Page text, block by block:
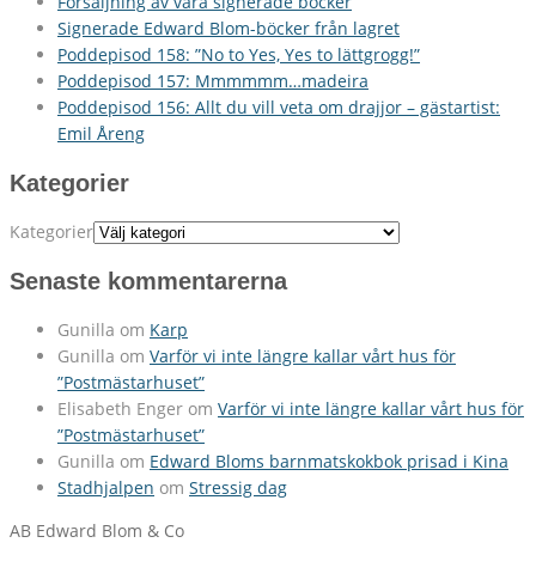
Signerade Edward Blom-böcker från lagret
Poddepisod 158: ”No to Yes, Yes to lättgrogg!”
Poddepisod 157: Mmmmmm…madeira
Poddepisod 156: Allt du vill veta om drajjor – gästartist:
Emil Åreng
Kategorier
Kategorier
Senaste kommentarerna
Gunilla om Karp
Gunilla om Varför vi inte längre kallar vårt hus för
”Postmästarhuset”
Elisabeth Enger om Varför vi inte längre kallar vårt hus för
”Postmästarhuset”
Gunilla om Edward Bloms barnmatskokbok prisad i Kina
Stadhjalpen om Stressig dag
AB Edward Blom & Co